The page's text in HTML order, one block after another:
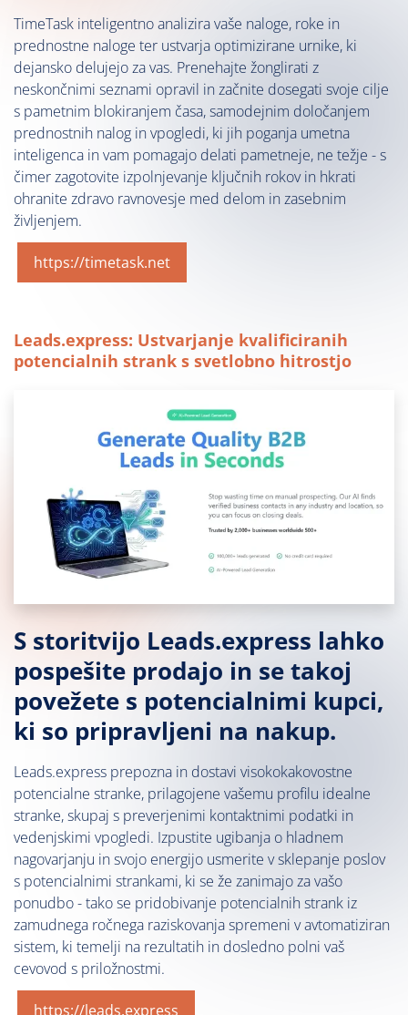
TimeTask inteligentno analizira vaše naloge, roke in
prednostne naloge ter ustvarja optimizirane urnike, ki
dejansko delujejo za vas. Prenehajte žonglirati z
neskončnimi seznami opravil in začnite dosegati svoje cilje
s pametnim blokiranjem časa, samodejnim določanjem
prednostnih nalog in vpogledi, ki jih poganja umetna
inteligenca in vam pomagajo delati pametneje, ne težje - s
čimer zagotovite izpolnjevanje ključnih rokov in hkrati
ohranite zdravo ravnovesje med delom in zasebnim
življenjem.
https://timetask.net
Leads.express: Ustvarjanje kvalificiranih
potencialnih strank s svetlobno hitrostjo
S storitvijo Leads.express lahko
pospešite prodajo in se takoj
povežete s potencialnimi kupci,
ki so pripravljeni na nakup.
Leads.express prepozna in dostavi visokokakovostne
potencialne stranke, prilagojene vašemu profilu idealne
stranke, skupaj s preverjenimi kontaktnimi podatki in
vedenjskimi vpogledi. Izpustite ugibanja o hladnem
nagovarjanju in svojo energijo usmerite v sklepanje poslov
s potencialnimi strankami, ki se že zanimajo za vašo
ponudbo - tako se pridobivanje potencialnih strank iz
zamudnega ročnega raziskovanja spremeni v avtomatiziran
sistem, ki temelji na rezultatih in dosledno polni vaš
cevovod s priložnostmi.
https://leads.express